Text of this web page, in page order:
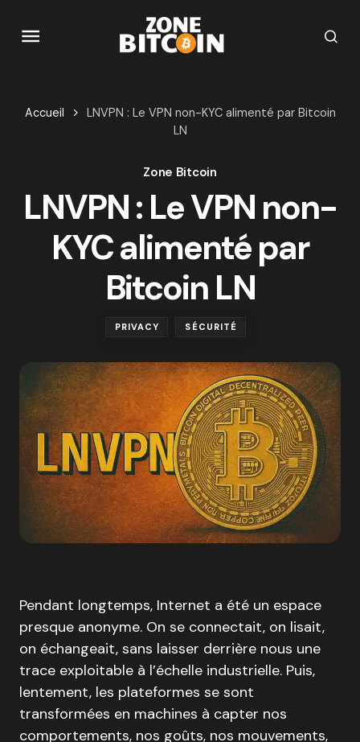
Accueil
LNVPN : Le VPN non-KYC alimenté par Bitcoin
LN
Zone Bitcoin
LNVPN : Le VPN non-
KYC alimenté par
Bitcoin LN
PRIVACY SÉCURITÉ
Pendant longtemps, Internet a été un espace
presque anonyme. On se connectait, on lisait,
on échangeait, sans laisser derrière nous une
trace exploitable à l’échelle industrielle. Puis,
lentement, les plateformes se sont
transformées en machines à capter nos
comportements, nos goûts, nos mouvements,